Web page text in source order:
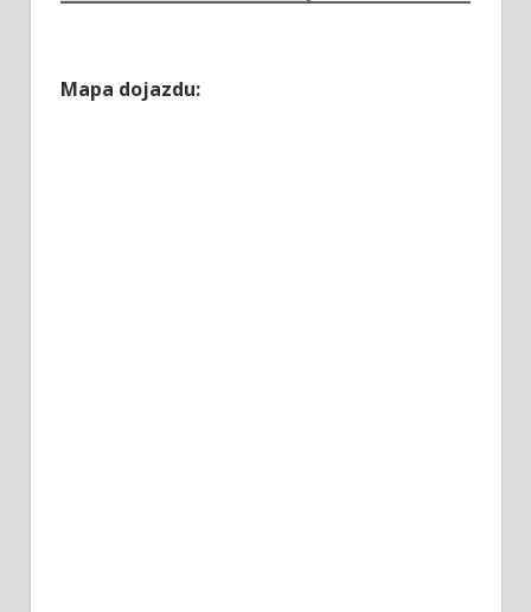
Mapa dojazdu: